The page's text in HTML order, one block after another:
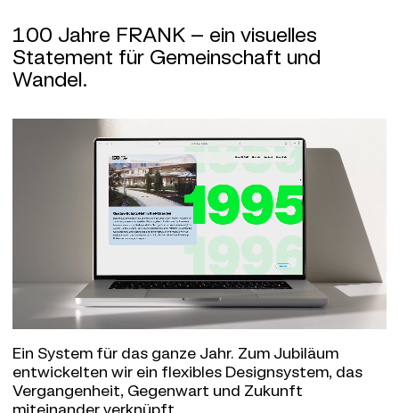
100 Jahre FRANK – ein visuelles
Statement für Gemeinschaft und
Wandel.
Ein System für das ganze Jahr. Zum Jubiläum
entwickelten wir ein flexibles Designsystem, das
Vergangenheit, Gegenwart und Zukunft